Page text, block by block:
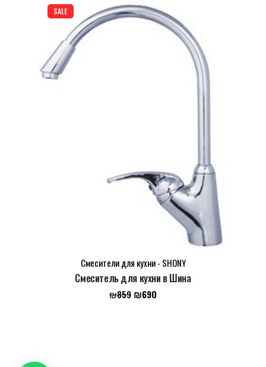
₪697.
SALE
Смесители для кухни - SHONY
Смеситель для кухни в Шина
₪859 Первоначальная
₪690